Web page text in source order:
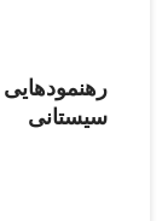
رهنمودهایی
سیستانی